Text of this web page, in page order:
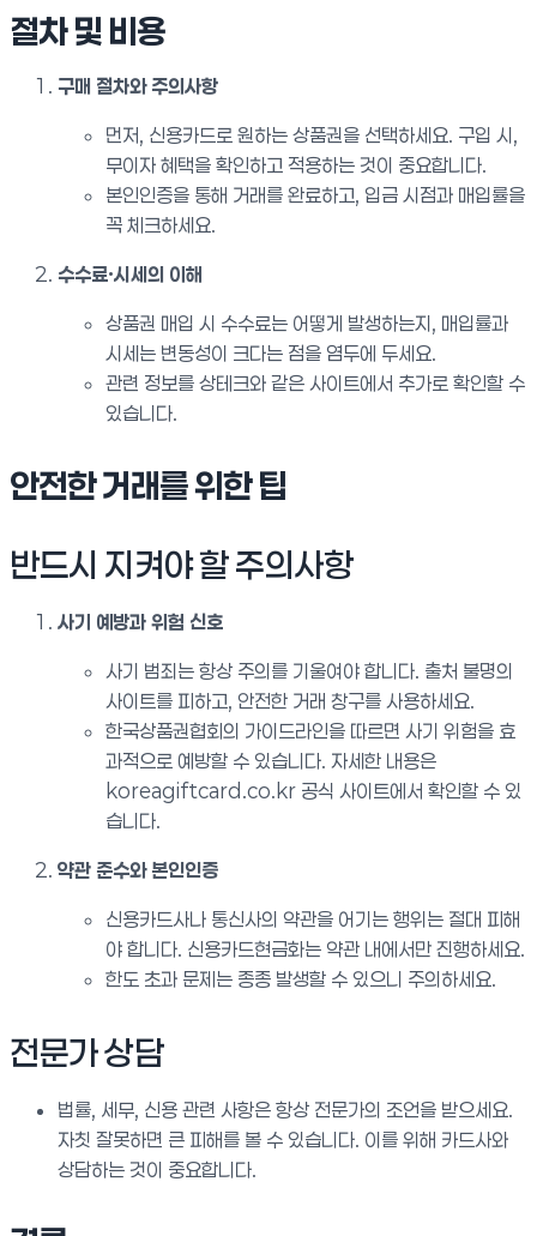
절차 및 비용
구매 절차와 주의사항
먼저, 신용카드로 원하는 상품권을 선택하세요. 구입 시,
무이자 혜택을 확인하고 적용하는 것이 중요합니다.
본인인증을 통해 거래를 완료하고, 입금 시점과 매입률을
꼭 체크하세요.
수수료·시세의 이해
상품권 매입 시 수수료는 어떻게 발생하는지, 매입률과
시세는 변동성이 크다는 점을 염두에 두세요.
관련 정보를 상테크와 같은 사이트에서 추가로 확인할 수
있습니다.
안전한 거래를 위한 팁
반드시 지켜야 할 주의사항
사기 예방과 위험 신호
사기 범죄는 항상 주의를 기울여야 합니다. 출처 불명의
사이트를 피하고, 안전한 거래 창구를 사용하세요.
한국상품권협회의 가이드라인을 따르면 사기 위험을 효
과적으로 예방할 수 있습니다. 자세한 내용은
koreagiftcard.co.kr 공식 사이트에서 확인할 수 있
습니다.
약관 준수와 본인인증
신용카드사나 통신사의 약관을 어기는 행위는 절대 피해
야 합니다. 신용카드현금화는 약관 내에서만 진행하세요.
한도 초과 문제는 종종 발생할 수 있으니 주의하세요.
전문가 상담
법률, 세무, 신용 관련 사항은 항상 전문가의 조언을 받으세요.
자칫 잘못하면 큰 피해를 볼 수 있습니다. 이를 위해 카드사와
상담하는 것이 중요합니다.